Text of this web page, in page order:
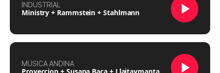
INDUSTRIAL
Ministry + Rammstein + Stahlmann
MÚSICA ANDINA